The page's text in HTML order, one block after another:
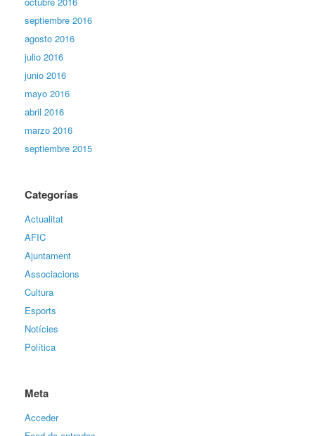
septiembre 2016
agosto 2016
julio 2016
junio 2016
mayo 2016
abril 2016
marzo 2016
septiembre 2015
Categorías
Actualitat
AFIC
Ajuntament
Associacions
Cultura
Esports
Notícies
Política
Meta
Acceder